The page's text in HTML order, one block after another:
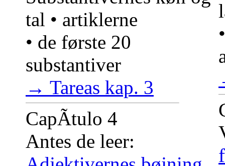
tal • artiklerne
• de første 20
substantiver
→ Tareas kap. 3
CapÃ­tulo 4
Antes de leer: